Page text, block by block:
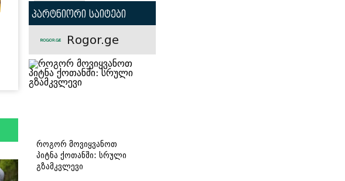
პარტნიორი საიტები
Rogor.ge
როგორ მოვიყვანოთ
პიტნა ქოთანში: სრული
გზამკვლევი